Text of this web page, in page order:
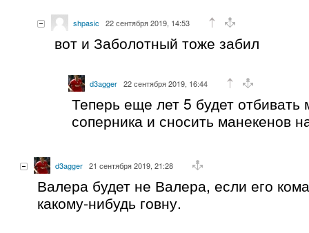
shpasic 22 сентября 2019, 14:53
вот и Заболотный тоже забил
d3agger 22 сентября 2019, 16:44
Теперь еще лет 5 будет отбивать
соперника и сносить манекенов
d3agger 21 сентября 2019, 21:28
Валера будет не Валера, если его
какому-нибудь говну.